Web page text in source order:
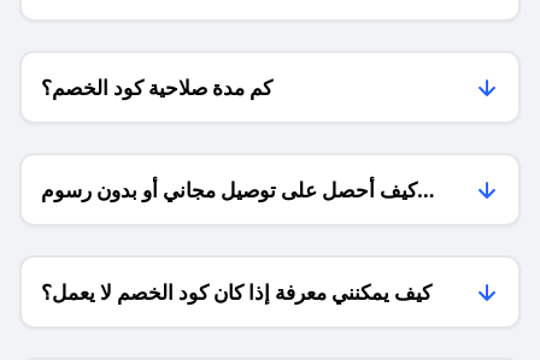
للمتاجر؟
كم مدة صلاحية كود الخصم؟
كيف أحصل على توصيل مجاني أو بدون رسوم
الشحن ؟
كيف يمكنني معرفة إذا كان كود الخصم لا يعمل؟